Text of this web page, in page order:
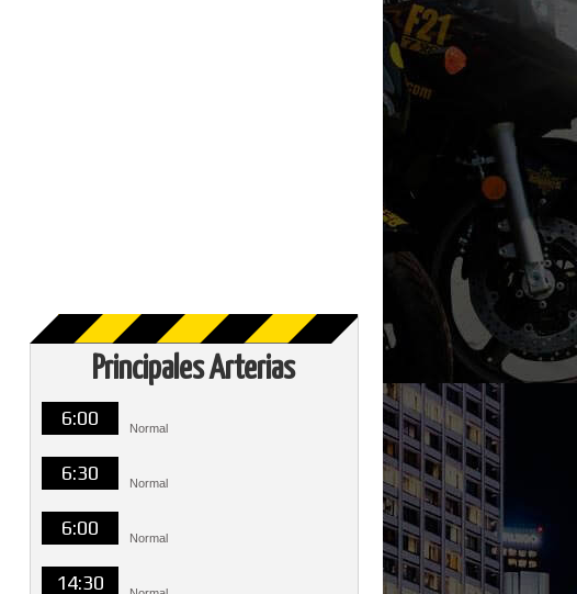
Principales Arterias
6:00 Normal
6:30 Normal
6:00 Normal
14:30